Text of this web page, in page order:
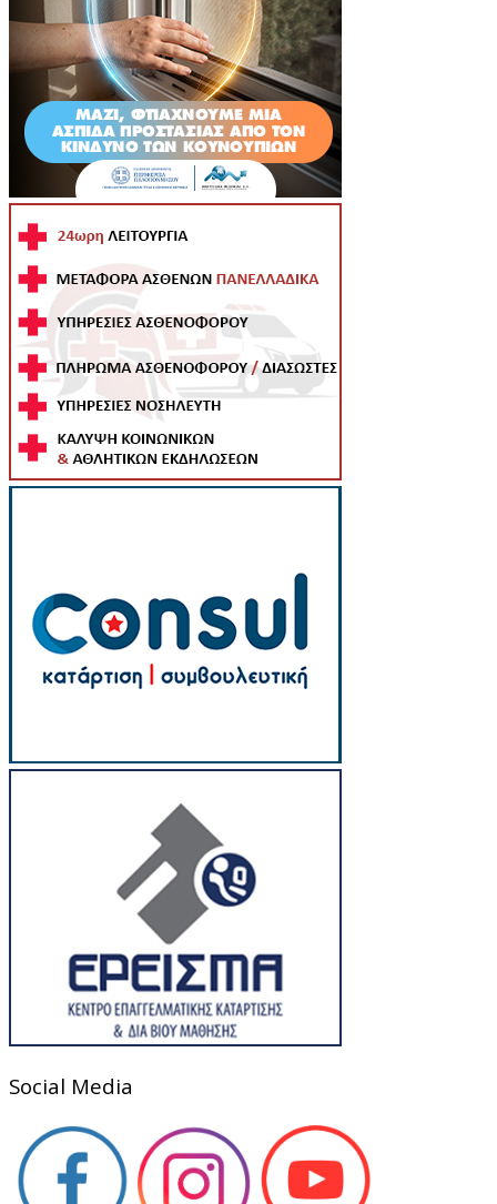
Social Media